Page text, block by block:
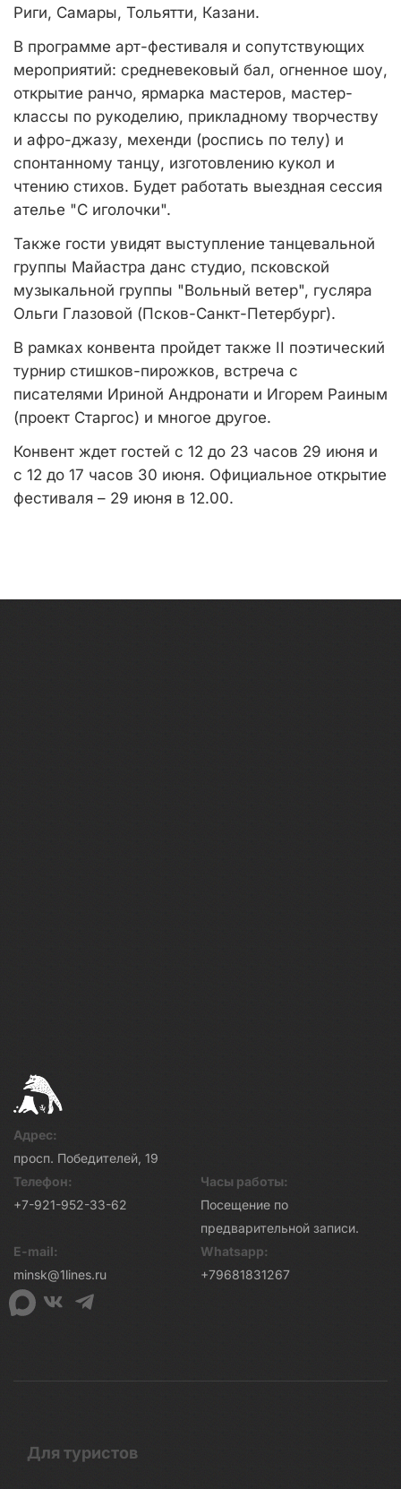
Риги, Самары, Тольятти, Казани.
В программе арт-фестиваля и сопутствующих
мероприятий: средневековый бал, огненное шоу,
открытие ранчо, ярмарка мастеров, мастер-
классы по рукоделию, прикладному творчеству
и афро-джазу, мехенди (роспись по телу) и
спонтанному танцу, изготовлению кукол и
чтению стихов. Будет работать выездная сессия
ателье "С иголочки".
Также гости увидят выступление танцевальной
группы Майастра данс студио, псковской
музыкальной группы "Вольный ветер", гусляра
Ольги Глазовой (Псков-Санкт-Петербург).
В рамках конвента пройдет также II поэтический
турнир стишков-пирожков, встреча с
писателями Ириной Андронати и Игорем Раиным
(проект Старгос) и многое другое.
Конвент ждет гостей с 12 до 23 часов 29 июня и
с 12 до 17 часов 30 июня. Официальное открытие
фестиваля – 29 июня в 12.00.
Адрес:
просп. Победителей, 19
Телефон:
+7-921-952-33-62
Часы работы:
Посещение по
предварительной записи.
E-mail:
minsk@1lines.ru
Whatsapp:
+79681831267
Для туристов